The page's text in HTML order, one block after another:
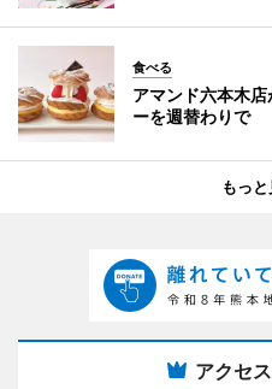
食べる
アマンド六本木
ーを週替わりで
もっ
アクセ